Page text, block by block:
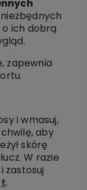
o ich dobrą
zapewnia
i wmasuj,
aby
skórę
W razie
zastosuj
.